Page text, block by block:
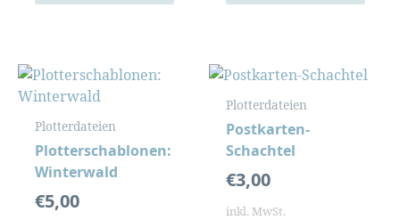
Plotterdateien
Plotterschablonen:
Winterwald
€5,00
Plotterdateien
Postkarten-
Schachtel
€3,00
inkl. MwSt.